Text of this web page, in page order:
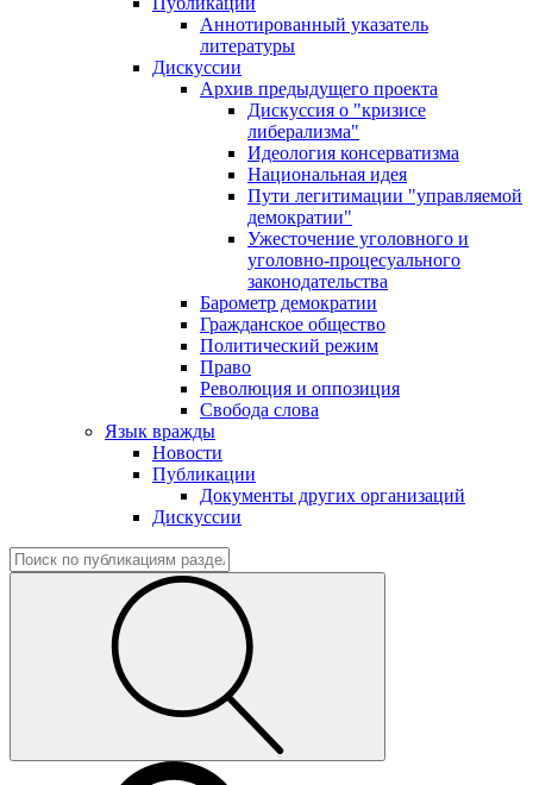
Аннотированный указатель
литературы
Дискуссии
Архив предыдущего проекта
Дискуссия о "кризисе
либерализма"
Идеология консерватизма
Национальная идея
Пути легитимации "управляемой
демократии"
Ужесточение уголовного и
уголовно-процесуального
законодательства
Барометр демократии
Гражданское общество
Политический режим
Право
Революция и оппозиция
Свобода слова
Язык вражды
Новости
Публикации
Документы других организаций
Дискуссии